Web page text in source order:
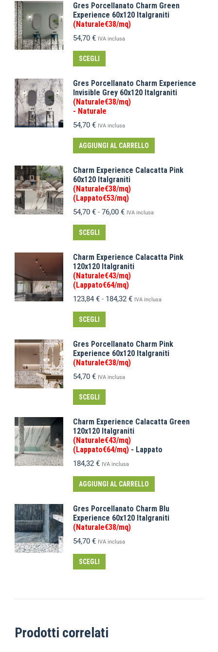
Gres Porcellanato Charm Green
Experience 60x120 Italgraniti
(Naturale€38/mq)
54,70 € IVA inclusa
SCEGLI
Gres Porcellanato Charm Experience
Invisible Grey 60x120 Italgraniti
(Naturale€38/mq)
- Naturale
54,70 € IVA inclusa
AGGIUNGI AL CARRELLO
Charm Experience Calacatta Pink
60x120 Italgraniti
(Naturale€38/mq)
(Lappato€53/mq)
54,70 € - 76,00 € IVA inclusa
SCEGLI
Charm Experience Calacatta Pink
120x120 Italgraniti
(Naturale€43/mq)
(Lappato€64/mq)
123,84 € - 184,32 € IVA inclusa
SCEGLI
Gres Porcellanato Charm Pink
Experience 60x120 Italgraniti
(Naturale€38/mq)
54,70 € IVA inclusa
SCEGLI
Charm Experience Calacatta Green
120x120 Italgraniti
(Naturale€43/mq)
(Lappato€64/mq) - Lappato
184,32 € IVA inclusa
AGGIUNGI AL CARRELLO
Gres Porcellanato Charm Blu
Experience 60x120 Italgraniti
(Naturale€38/mq)
54,70 € IVA inclusa
SCEGLI
Prodotti correlati